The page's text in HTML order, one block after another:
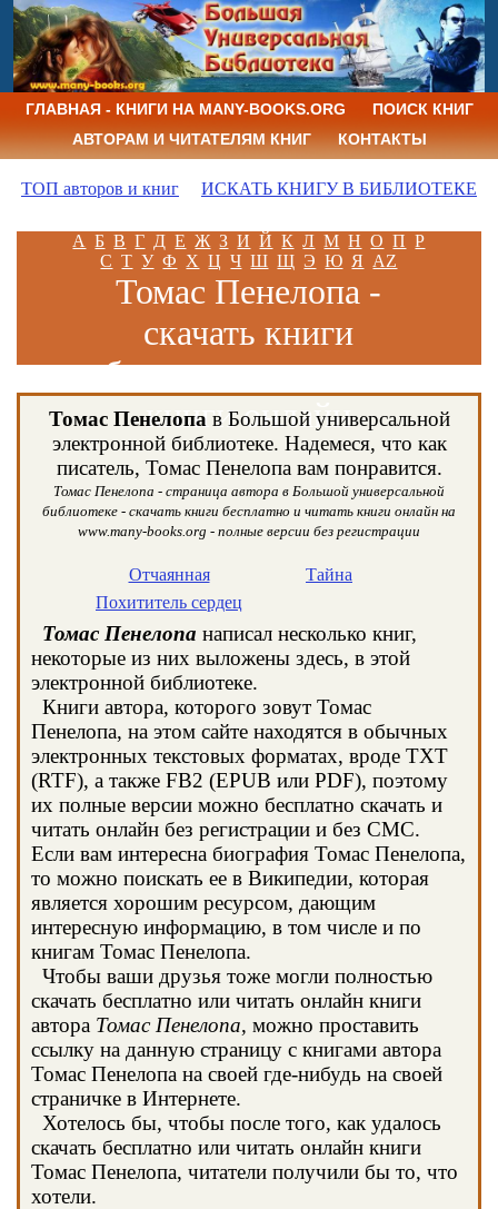
ГЛАВНАЯ - КНИГИ НА MANY-BOOKS.ORG
ПОИСК КНИГ
АВТОРАМ И ЧИТАТЕЛЯМ КНИГ
КОНТАКТЫ
ТОП авторов и книг ИСКАТЬ КНИГУ В БИБЛИОТЕКЕ
А Б В Г Д Е Ж З И Й К Л М Н О П Р
С Т У Ф Х Ц Ч Ш Щ Э Ю Я AZ
Томас Пенелопа -
скачать книги
бесплатно и читать
книги онлайн
Томас Пенелопа в Большой универсальной
электронной библиотеке. Надемеся, что как
писатель, Томас Пенелопа вам понравится.
Томас Пенелопа - страница автора в Большой универсальной
библиотеке - скачать книги бесплатно и читать книги онлайн на
www.many-books.org - полные версии без регистрации
Отчаянная
Похититель сердец
Тайна
Томас Пенелопа написал несколько книг,
некоторые из них выложены здесь, в этой
электронной библиотеке.
Книги автора, которого зовут Томас
Пенелопа, на этом сайте находятся в обычных
электронных текстовых форматах, вроде TXT
(RTF), а также FB2 (EPUB или PDF), поэтому
их полные версии можно бесплатно скачать и
читать онлайн без регистрации и без СМС.
Если вам интересна биография Томас Пенелопа,
то можно поискать ее в Википедии, которая
является хорошим ресурсом, дающим
интересную информацию, в том числе и по
книгам Томас Пенелопа.
Чтобы ваши друзья тоже могли полностью
скачать бесплатно или читать онлайн книги
автора Томас Пенелопа, можно проставить
ссылку на данную страницу с книгами автора
Томас Пенелопа на своей где-нибудь на своей
страничке в Интернете.
Хотелось бы, чтобы после того, как удалось
скачать бесплатно или читать онлайн книги
Томас Пенелопа, читатели получили бы то, что
хотели.